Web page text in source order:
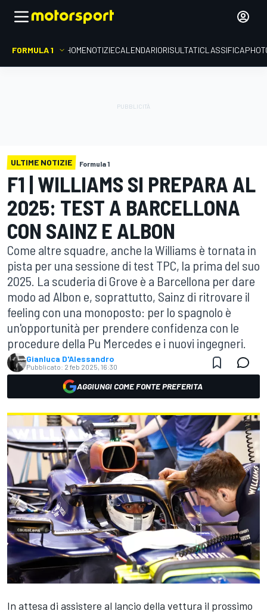
FORMULA 1 HOMENOTIZIECALENDARIORISULTATICLASSIFICA
ULTIME NOTIZIE Formula 1
F1 | WILLIAMS SI PREPARA AL
2025: TEST A BARCELLONA
CON SAINZ E ALBON
Come altre squadre, anche la Williams è tornata in
pista per una sessione di test TPC, la prima del suo
2025. La scuderia di Grove è a Barcellona per dare
modo ad Albon e, soprattutto, Sainz di ritrovare il
feeling con una monoposto: per lo spagnolo è
un'opportunità per prendere confidenza con le
procedure della Pu Mercedes e i nuovi ingegneri.
Gianluca D'Alessandro
Pubblicato: 2 feb 2025, 16:30
AGGIUNGI COME FONTE PREFERITA
In attesa di assistere al lancio della vettura il prossimo